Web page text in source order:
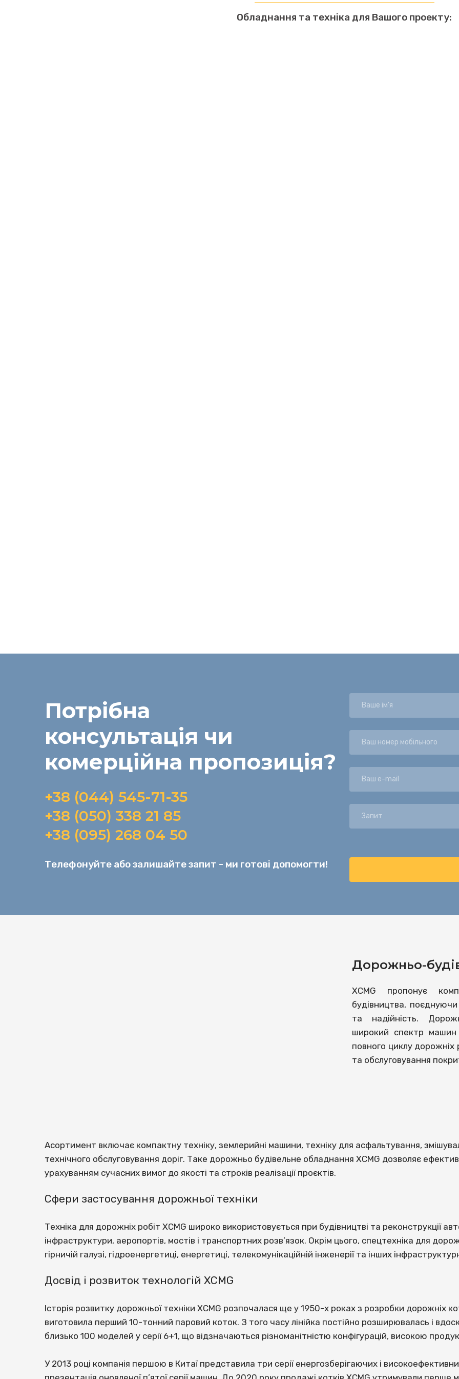
Обладнання та техніка для Вашого проекту:
Потрібна
консультація чи
комерційна пропозиція?
+38 (044) 545-71-35
+38 (050) 338 21 85
+38 (095) 268 04 50
Телефонуйте або залишайте запит - ми готові допомогти!
Дорожньо-
XCMG пропонує
будівництва, поєднуючи
та надійність.
широкий спектр машин
повного циклу дорожніх
та обслуговування
Асортимент включає компактну техніку, землерийні машини, техніку для асфальтування,
технічного обслуговування доріг. Таке дорожньо будівельне обладнання XCMG дозволяє
урахуванням сучасних вимог до якості та строків реалізації проєктів.
Сфери застосування дорожньої техніки
Техніка для дорожніх робіт XCMG широко використовується при будівництві та реконструкції
інфраструктури, аеропортів, мостів і транспортних розв’язок. Окрім цього, спецтехніка для
гірничій галузі, гідроенергетиці, енергетиці, телекомунікаційній інженерії та інших
Досвід і розвиток технологій XCMG
Історія розвитку дорожньої техніки XCMG розпочалася ще у 1950-х роках з розробки дорожніх
виготовила перший 10-тонний паровий коток. З того часу лінійка постійно розширювалась і
близько 100 моделей у серії 6+1, що відзначаються різноманітністю конфігурацій, високою
У 2013 році компанія першою в Китаї представила три серії енергозберігаючих і